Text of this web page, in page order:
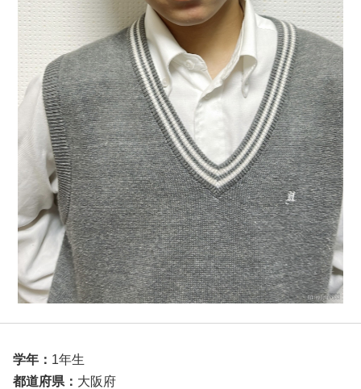
学年： 1年生
都道府県： 大阪府